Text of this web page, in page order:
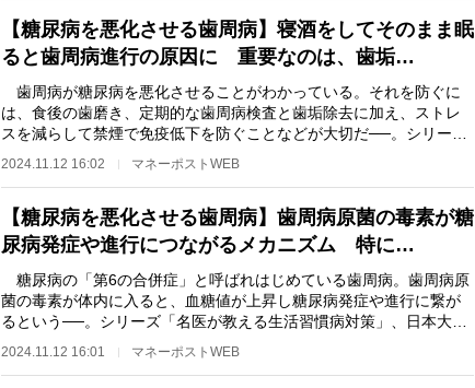
【糖尿病を悪化させる歯周病】寝酒をしてそのまま眠
ると歯周病進行の原因に 重要なのは、歯垢…
歯周病が糖尿病を悪化させることがわかっている。それを防ぐに
は、食後の歯磨き、定期的な歯周病検査と歯垢除去に加え、ストレ
スを減らして禁煙で免疫低下を防ぐことなどが大切だ──。シリーズ
2024.11.12 16:02 マネーポストWEB
【糖尿病を悪化させる歯周病】歯周病原菌の毒素が糖
尿病発症や進行につながるメカニズム 特に…
糖尿病の「第6の合併症」と呼ばれはじめている歯周病。歯周病原
菌の毒素が体内に入ると、血糖値が上昇し糖尿病発症や進行に繋が
るという──。シリーズ「名医が教える生活習慣病対策」、日本大学
2024.11.12 16:01 マネーポストWEB